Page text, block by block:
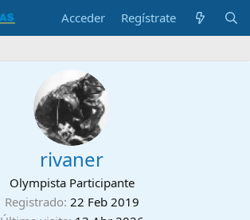
Acceder Regístrate
rivaner
Olympista Participante
Registrado 22 Feb 2019